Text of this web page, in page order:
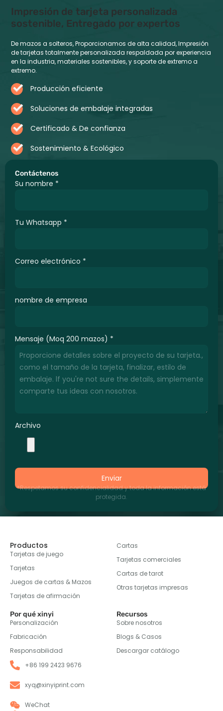
Contáctenos
Su nombre *
Tu Whatsapp *
Correo electrónico *
nombre de empresa
Mensaje (Moq 200 mazos) *
Archivo
Enviar
*Respetamos su confidencialidad y toda la información está
protegida.
Impresión de tarjeta personalizada
sostenible, Entregado por expertos
De mazos a solteros, Proporcionamos de alta calidad, Impresión
de tarjetas totalmente personalizada respaldada por experiencia
en la industria, materiales sostenibles, y soporte de extremo a
extremo.
Producción eficiente
Soluciones de embalaje integradas
Certificado & De confianza
Sostenimiento & Ecológico
Productos
Tarjetas de juego
Tarjetas
Juegos de cartas & Mazos
Tarjetas de afirmación
Cartas
Tarjetas comerciales
Cartas de tarot
Otras tarjetas impresas
Por qué xinyi
Personalización
Fabricación
Responsabilidad
Recursos
Sobre nosotros
Blogs & Casos
Descargar catálogo
+86 199 2423 9676
xyq@xinyiprint.com
WeChat